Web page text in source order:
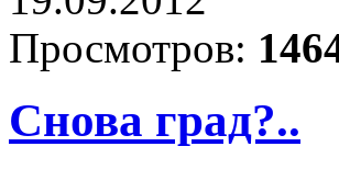
Просмотров:
Снова град?..